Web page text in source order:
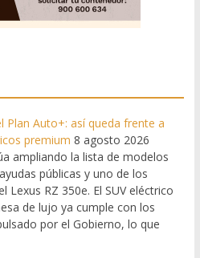
Plan Auto+: así queda frente a
premium 8 agosto 2026
ampliando la lista de modelos
públicas y uno de los
RZ 350e. El SUV eléctrico
de lujo ya cumple con los
por el Gobierno, lo que